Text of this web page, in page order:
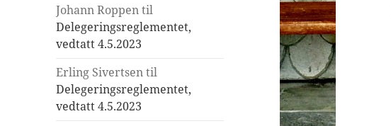
Johann Roppentil
Delegeringsreglementet,
vedtatt 4.5.2023
Erling Sivertsentil
Delegeringsreglementet,
vedtatt 4.5.2023